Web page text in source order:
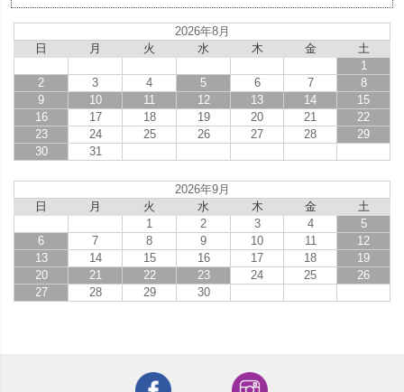
2026年8月
日
月 火 水 木 金
土
1
2
3 4 5 6 7
8
9
10 11 12 13 14
15
16
17 18 19 20 21
22
23
24 25 26 27 28
29
30
31
2026年9月
日
月 火 水 木 金
土
1
2 3 4
5
6
7 8 9 10 11
12
13
14 15 16 17 18
19
20
21 22 23 24 25
26
27
28 29 30